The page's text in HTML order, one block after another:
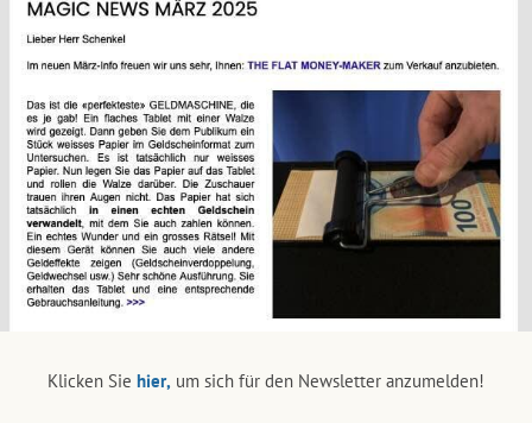
Klicken Sie hier, um sich für den Newsletter anzumelden!